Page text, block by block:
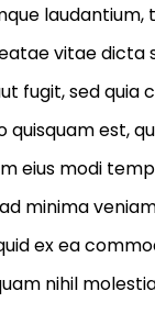
vitae dicta
fugit, sed quia
quisquam est,
eius modi
minima
ex ea
nihil